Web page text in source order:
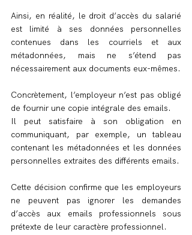
Ainsi, en réalité, le droit d’accès du salarié
est limité à ses données personnelles
contenues dans les courriels et aux
métadonnées, mais ne s’étend pas
nécessairement aux documents eux-mêmes.
Concrètement, l’employeur n’est pas obligé
de fournir une copie intégrale des emails.
Il peut satisfaire à son obligation en
communiquant, par exemple, un tableau
contenant les métadonnées et les données
personnelles extraites des différents emails.
Cette décision confirme que les employeurs
ne peuvent pas ignorer les demandes
d’accès aux emails professionnels sous
prétexte de leur caractère professionnel.